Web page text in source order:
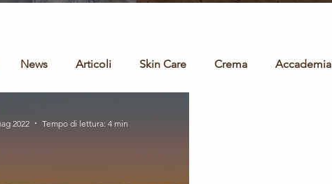
News Articoli Skin Care Crema Accademia
Sito Web Tecnologia Ozono
2022 Tempo di lettura: 4 min